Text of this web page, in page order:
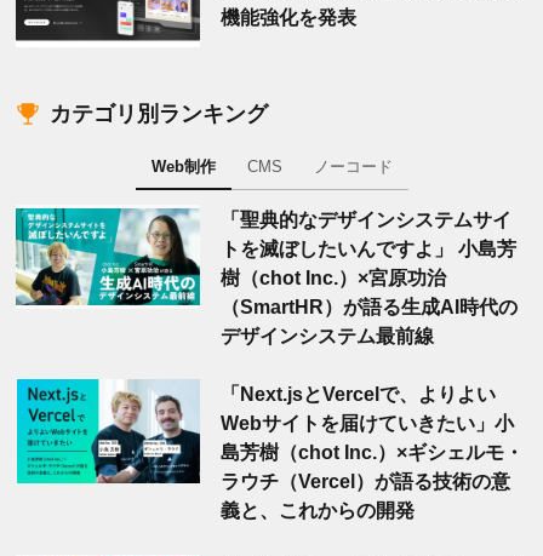
機能強化を発表
カテゴリ別ランキング
Web制作 CMS ノーコード
「聖典的なデザインシステムサイ
トを滅ぼしたいんですよ」 小島芳
樹（chot Inc.）×宮原功治
（SmartHR）が語る生成AI時代の
デザインシステム最前線
「Next.jsとVercelで、よりよい
Webサイトを届けていきたい」小
島芳樹（chot Inc.）×ギシェルモ・
ラウチ（Vercel）が語る技術の意
義と、これからの開発